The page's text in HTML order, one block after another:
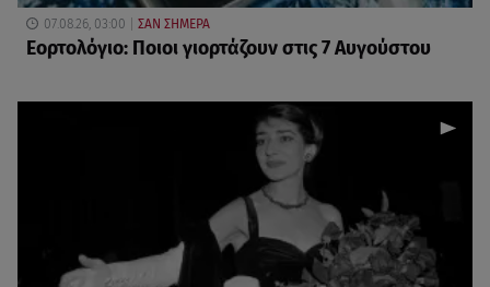
07.08.26, 03:00 ΣΑΝ ΣΗΜΕΡΑ
Εορτολόγιο: Ποιοι γιορτάζουν στις 7 Αυγούστου